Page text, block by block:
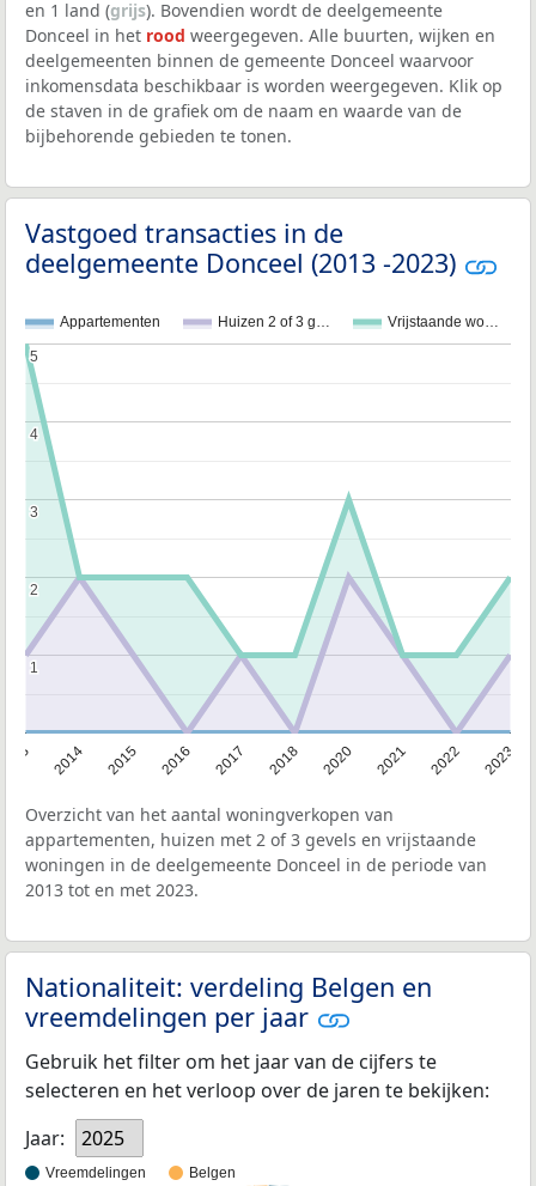
en 1 land (grijs). Bovendien wordt de deelgemeente
Donceel in het rood weergegeven. Alle buurten, wijken en
deelgemeenten binnen de gemeente Donceel waarvoor
inkomensdata beschikbaar is worden weergegeven. Klik op
de staven in de grafiek om de naam en waarde van de
bijbehorende gebieden te tonen.
Vastgoed transacties in de
deelgemeente Donceel (2013 -2023)
Appartementen Huizen 2 of 3 g… Vrijstaande wo…
2014 2015 2016 2017 2018 2020 2021 2022 2023
11
2
2
3
3
4
4
5
5
Overzicht van het aantal woningverkopen van
appartementen, huizen met 2 of 3 gevels en vrijstaande
woningen in de deelgemeente Donceel in de periode van
2013 tot en met 2023.
Nationaliteit: verdeling Belgen en
vreemdelingen per jaar
Gebruik het filter om het jaar van de cijfers te
selecteren en het verloop over de jaren te bekijken:
Jaar:
2025
Vreemdelingen Belgen